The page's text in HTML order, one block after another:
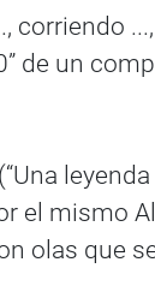
de un
el
olas que